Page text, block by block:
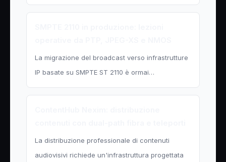
La migrazione del broadcast verso infrastrutture
IP basate su SMPTE ST 2110 è ormai…
La distribuzione professionale di contenuti
audiovisivi richiede un'infrastruttura progettata